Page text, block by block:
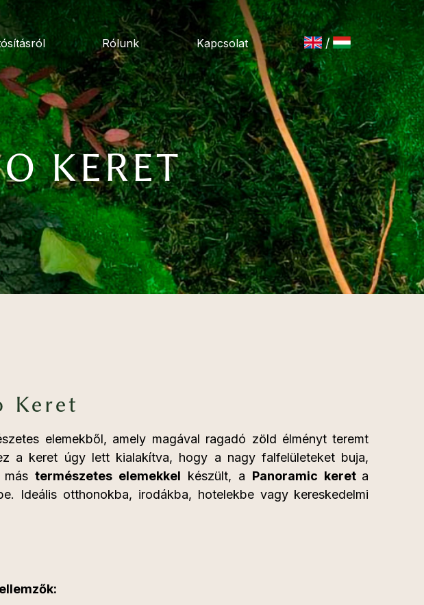
Rólunk Kapcsolat /
KERET
Keret
elemekből, amely magával ragadó zöld élményt teremt
a keret úgy lett kialakítva, hogy a nagy falfelületeket buja,
más természetes elemekkel készült, a Panoramic keret a
Ideális otthonokba, irodákba, hotelekbe vagy kereskedelmi